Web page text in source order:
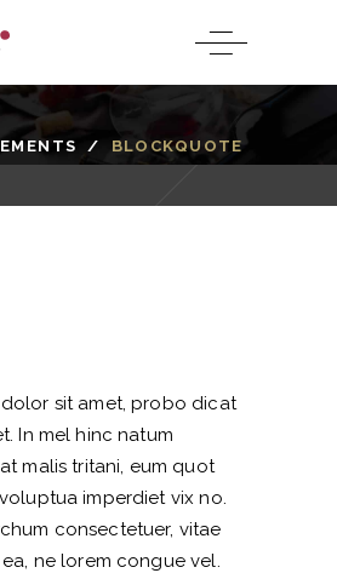
/ BLOCKQUOTE
sit amet, probo dicat
In mel hinc natum
malis tritani, eum quot
imperdiet vix no.
consectetuer, vitae
ne lorem congue vel.